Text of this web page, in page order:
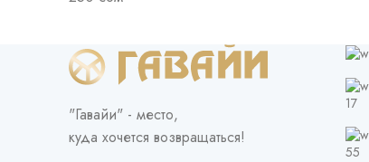
"Гавайи" - место,
куда хочется возвращаться!
17
55